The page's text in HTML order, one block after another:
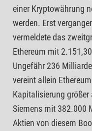
einer Kryptowährung
werden. Erst
vermeldete das
Ethereum mit
Ungefähr 236
vereint allein
Kapitalisierung größer
Siemens mit 382.000
Aktien von diesem